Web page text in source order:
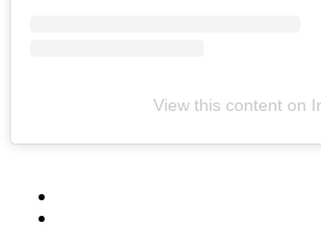
View this content on